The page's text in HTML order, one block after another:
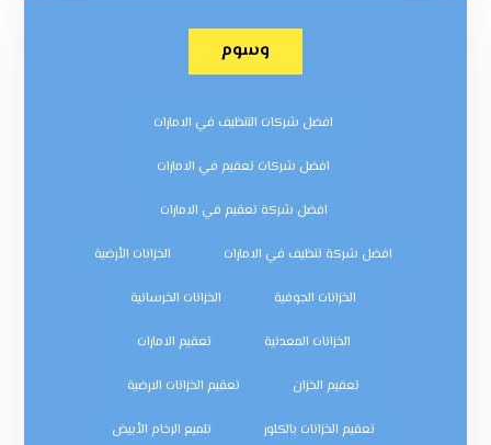
وسوم
افضل شركات التنظيف في الامارات
افضل شركات تعقيم في الامارات
افضل شركة تعقيم في الامارات
افضل شركة تنظيف في الامارات الخزانات الأرضية
الخزانات الجوفية الخزانات الخرسانية
الخزانات المعدنية تعقيم الامارات
تعقيم الخزان تعقيم الخزانات الارضية
تعقيم الخزانات بالكلور تلميع الرخام الأبيض